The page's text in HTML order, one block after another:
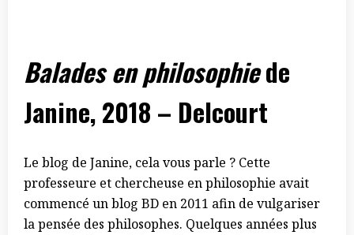
Balades en philosophiede
Janine, 2018 – Delcourt
Le blog de Janine, cela vous parle ? Cette
professeure et chercheuse en philosophie avait
commencé un blog BD en 2011 afin de vulgariser
la pensée des philosophes. Quelques années plus